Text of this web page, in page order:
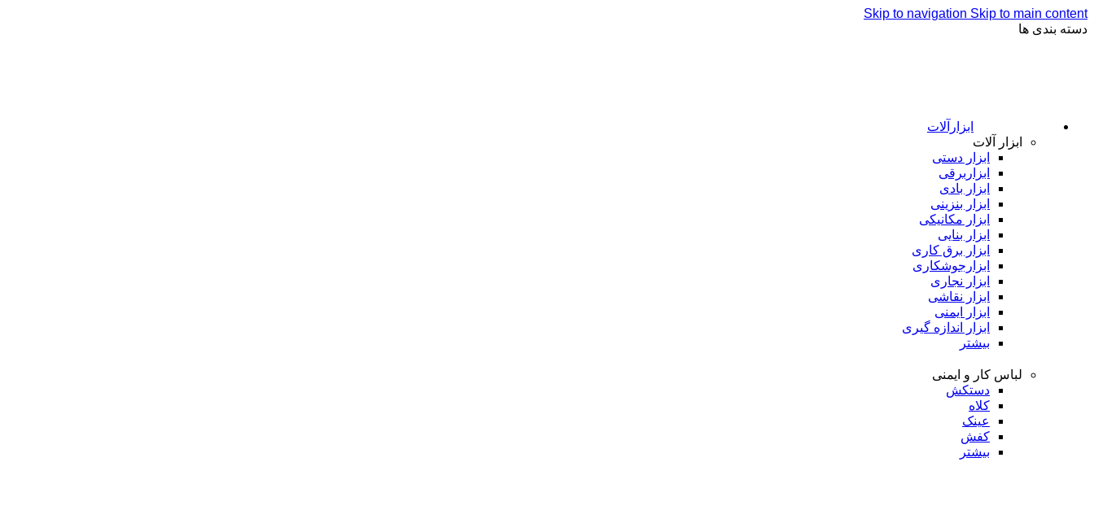
Skip to navigation Skip to main content
دسته بندی ها
ابزارآلات
ابزار آلات
ابزار دستی
ابزاربرقی
ابزار بادی
ابزار بنزینی
ابزار مکانیکی
ابزار بنایی
ابزار برق کاری
ابزارجوشکاری
ابزار نجاری
ابزار نقاشی
ابزار ایمنی
ابزار اندازه گیری
بیشتر
لباس کار و ایمنی
دستکش
کلاه
عینک
کفش
بیشتر